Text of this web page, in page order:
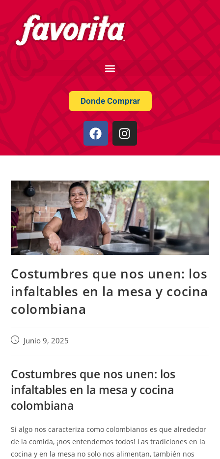
Donde Comprar
Costumbres que nos unen: los
infaltables en la mesa y cocina
colombiana
Junio 9, 2025
Costumbres que nos unen: los
infaltables en la mesa y cocina
colombiana
Si algo nos caracteriza como colombianos es que alrededor
de la comida, ¡nos entendemos todos! Las tradiciones en la
cocina y en la mesa no solo nos alimentan, también nos